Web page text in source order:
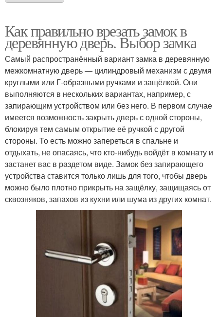
Как правильно врезать замок в
деревянную дверь. Выбор замка
Самый распространённый вариант замка в деревянную
межкомнатную дверь — цилиндровый механизм с двумя
круглыми или Г-образными ручками и защёлкой. Они
выполняются в нескольких вариантах, например, с
запирающим устройством или без него. В первом случае
имеется возможность закрыть дверь с одной стороны,
блокируя тем самым открытие её ручкой с другой
стороны. То есть можно запереться в спальне и
отдыхать, не опасаясь, что кто-нибудь войдёт в комнату и
застанет вас в раздетом виде. Замок без запирающего
устройства ставится только лишь для того, чтобы дверь
можно было плотно прикрыть на защёлку, защищаясь от
сквозняков, запахов из кухни или шума из других комнат.